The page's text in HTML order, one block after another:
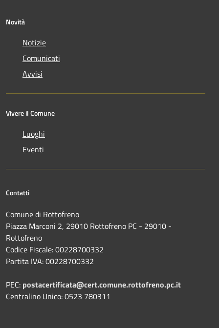
Novità
Notizie
Comunicati
Avvisi
Vivere il Comune
Luoghi
Eventi
Contatti
Comune di Rottofreno
Piazza Marconi 2, 29010 Rottofreno PC - 29010 -
Rottofreno
Codice Fiscale: 00228700332
Partita IVA: 00228700332
PEC: postacertificata@cert.comune.rottofreno.pc.it
Centralino Unico: 0523 780311